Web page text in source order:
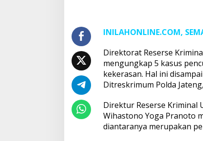
INILAHONLINE.COM,
Direktorat Reserse
mengungkap 5 kasus
kekerasan. Hal ini
Ditreskrimum Polda
Direktur Reserse Kriminal
Wihastono Yoga Pranoto
diantaranya merupakan